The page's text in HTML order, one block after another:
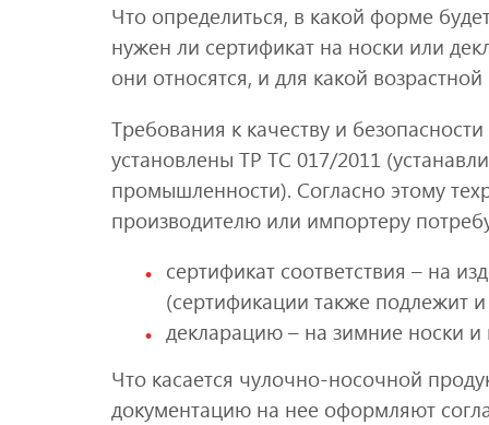
Что определиться, в какой форме
нужен ли сертификат на носки или
они относятся, и для какой
Требования к качеству и
установлены ТР ТС 017/2011
промышленности). Согласно этому
производителю или импортеру
сертификат соответствия – на
(сертификации также подлежит
декларацию – на зимние носки и
Что касается чулочно-носочной
документацию на нее оформляют